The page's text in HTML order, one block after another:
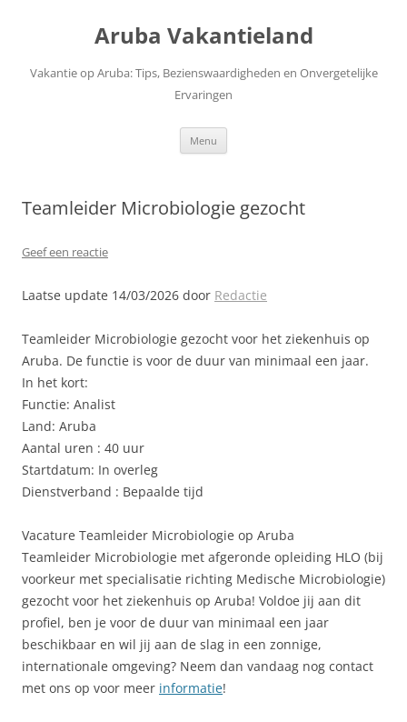
Aruba Vakantieland
Vakantie op Aruba: Tips, Bezienswaardigheden en Onvergetelijke
Ervaringen
Menu
Teamleider Microbiologie gezocht
Geef een reactie
Laatse update 14/03/2026 door Redactie
Teamleider Microbiologie gezocht voor het ziekenhuis op
Aruba. De functie is voor de duur van minimaal een jaar.
In het kort:
Functie: Analist
Land: Aruba
Aantal uren : 40 uur
Startdatum: In overleg
Dienstverband : Bepaalde tijd
Vacature Teamleider Microbiologie op Aruba
Teamleider Microbiologie met afgeronde opleiding HLO (bij
voorkeur met specialisatie richting Medische Microbiologie)
gezocht voor het ziekenhuis op Aruba! Voldoe jij aan dit
profiel, ben je voor de duur van minimaal een jaar
beschikbaar en wil jij aan de slag in een zonnige,
internationale omgeving? Neem dan vandaag nog contact
met ons op voor meer informatie!